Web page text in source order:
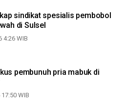
sindikat spesialis pembobol
di Sulsel
4:26 WIB
pembunuh pria mabuk di
WIB